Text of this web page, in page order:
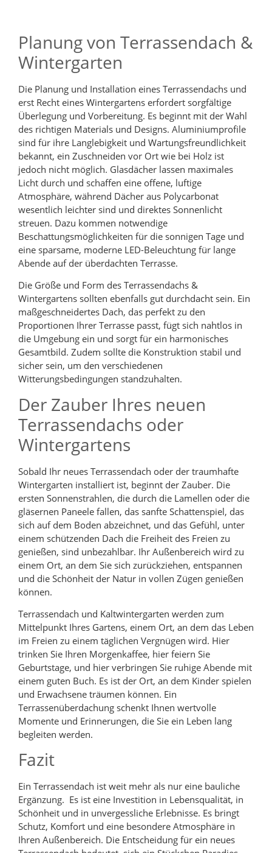
Planung von Terrassendach &
Wintergarten
Die Planung und Installation eines Terrassendachs und
erst Recht eines Wintergartens erfordert sorgfältige
Überlegung und Vorbereitung. Es beginnt mit der Wahl
des richtigen Materials und Designs. Aluminiumprofile
sind für ihre Langlebigkeit und Wartungsfreundlichkeit
bekannt, ein Zuschneiden vor Ort wie bei Holz ist
jedoch nicht möglich. Glasdächer lassen maximales
Licht durch und schaffen eine offene, luftige
Atmosphäre, während Dächer aus Polycarbonat
wesentlich leichter sind und direktes Sonnenlicht
streuen. Dazu kommen notwendige
Beschattungsmöglichkeiten für die sonnigen Tage und
eine sparsame, moderne LED-Beleuchtung für lange
Abende auf der überdachten Terrasse.
Die Größe und Form des Terrassendachs &
Wintergartens sollten ebenfalls gut durchdacht sein. Ein
maßgeschneidertes Dach, das perfekt zu den
Proportionen Ihrer Terrasse passt, fügt sich nahtlos in
die Umgebung ein und sorgt für ein harmonisches
Gesamtbild. Zudem sollte die Konstruktion stabil und
sicher sein, um den verschiedenen
Witterungsbedingungen standzuhalten.
Der Zauber Ihres neuen
Terrassendachs oder
Wintergartens
Sobald Ihr neues Terrassendach oder der traumhafte
Wintergarten installiert ist, beginnt der Zauber. Die
ersten Sonnenstrahlen, die durch die Lamellen oder die
gläsernen Paneele fallen, das sanfte Schattenspiel, das
sich auf dem Boden abzeichnet, und das Gefühl, unter
einem schützenden Dach die Freiheit des Freien zu
genießen, sind unbezahlbar. Ihr Außenbereich wird zu
einem Ort, an dem Sie sich zurückziehen, entspannen
und die Schönheit der Natur in vollen Zügen genießen
können.
Terrassendach und Kaltwintergarten werden zum
Mittelpunkt Ihres Gartens, einem Ort, an dem das Leben
im Freien zu einem täglichen Vergnügen wird. Hier
trinken Sie Ihren Morgenkaffee, hier feiern Sie
Geburtstage, und hier verbringen Sie ruhige Abende mit
einem guten Buch. Es ist der Ort, an dem Kinder spielen
und Erwachsene träumen können. Ein
Terrassenüberdachung schenkt Ihnen wertvolle
Momente und Erinnerungen, die Sie ein Leben lang
begleiten werden.
Fazit
Ein Terrassendach ist weit mehr als nur eine bauliche
Ergänzung. Es ist eine Investition in Lebensqualität, in
Schönheit und in unvergessliche Erlebnisse. Es bringt
Schutz, Komfort und eine besondere Atmosphäre in
Ihren Außenbereich. Die Entscheidung für ein neues